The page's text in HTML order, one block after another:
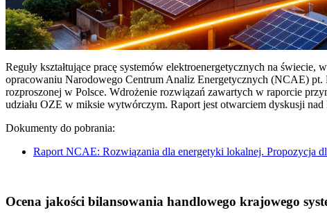
Reguły kształtujące pracę systemów elektroenergetycznych na
opracowaniu Narodowego Centrum Analiz Energetycznych (NCAE)
rozproszonej w Polsce. Wdrożenie rozwiązań zawartych w raporcie
udziału OZE w miksie wytwórczym. Raport jest otwarciem dyskusji
Dokumenty do pobrania:
Raport NCAE: Rozwiązania dla energetyki lokalnej. Propozycja
Ocena jakości bilansowania handlowego krajowego